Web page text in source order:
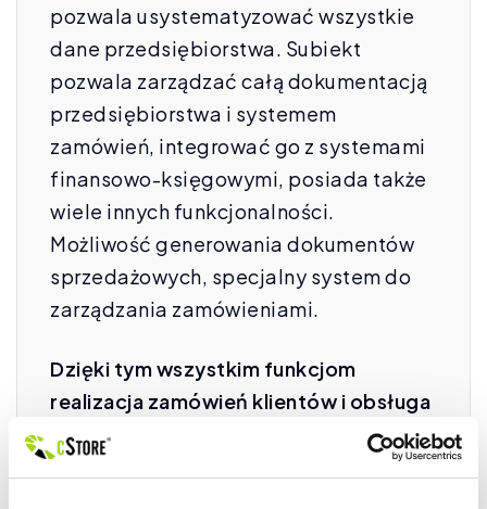
pozwala usystematyzować wszystkie
dane przedsiębiorstwa. Subiekt
pozwala zarządzać całą dokumentacją
przedsiębiorstwa i systemem
zamówień, integrować go z systemami
finansowo-księgowymi, posiada także
wiele innych funkcjonalności.
Możliwość generowania dokumentów
sprzedażowych, specjalny system do
zarządzania zamówieniami.
Dzięki tym wszystkim funkcjom
realizacja zamówień klientów i obsługa
płatności przestaną generować tak
duże koszty. Będzie można znacznie